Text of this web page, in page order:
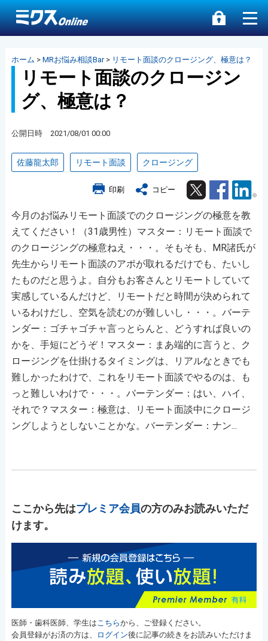
ホーム > MRお悩み相談Bar> リモート面談のクロージング、極意は？
リモート面談のクロージン
グ、極意は？
公開日時 2021/08/01 00:00
佐藤龍太郎 リモート面談 クロージング
印刷 コピー Twitter Facebook
今月のお悩みリモート面談でのクロージングの極意を教
えてください！（31歳男性）マスター：リモート面談で
のクロージングの極意ねえ・・・。そもそも、MR諸氏が
先生からリモート面談のアポが取れるだけでも、たいし
たものだと思うよ。自分もお客さんとリモートしていて
実感しているんだけど、リモートだと時間が決められて
いるわけだし、空気を読むのが難しいし・・・。バーテ
ンダー：ゴチャゴチャ言っとらんと、どうすれば良いの
かを、手短にどうぞ！マスター：まあ端的に言うと、ク
ロージングを仕掛けるタイミングは、リアルなときでも
難しかったわけで、これをリモート面談でやるのは、も
っと難しいわけで・・・。バーテンダー：はい、ハイ、
それで？マスター：極意は、リモート面談中にクロージ
ングしようとしないことかな。バーテンダー：ナン...
ここから先はプレミア会員の方のみお読みいただ
けます。
医師・歯科医師、学生は こちらから、ご登録ください。
会員登録がお済の方は、
ログイン後に記事の続きをお読みいただけま